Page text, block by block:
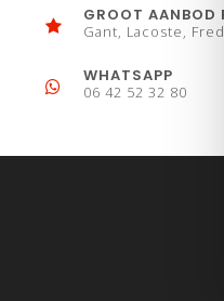
GROOT AANBOD
Gant, Lacoste, Fred
WHATSAPP
06 42 52 32 80